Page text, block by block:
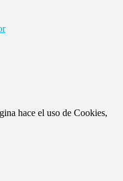
hace el uso de Cookies,